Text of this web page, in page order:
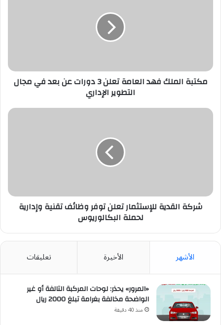
بعد
في
الإداري
مكتبة الملك فهد العامة تعلن 3 دورات عن بعد في مجال
التطوير الإداري
شركة
لحملة
البكالوريوس
شركة القدية للإستثمار تعلن توفر وظائف تقنية وإدارية
لحملة البكالوريوس
الأشهر الأخيرة تعليقات
«المرور» يحذر: لوحات المركبة التالفة أو غير
الواضحة مخالفة بغرامة تبلغ 2000 ريال
منذ 40 دقيقة